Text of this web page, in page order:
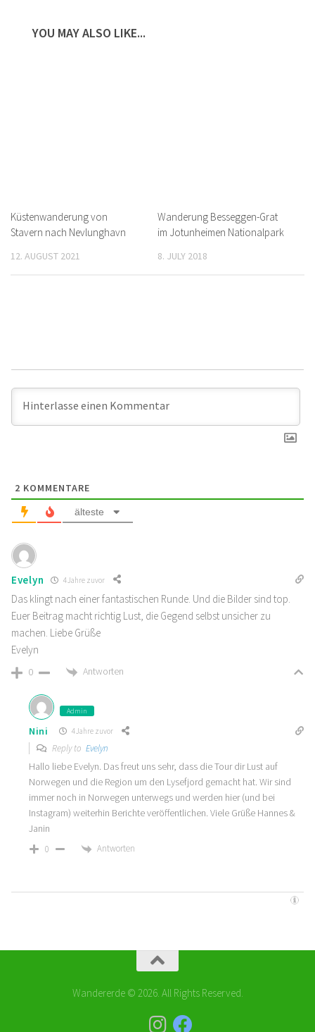
YOU MAY ALSO LIKE...
Küstenwanderung von
Stavern nach Nevlunghavn
12. AUGUST 2021
Wanderung Besseggen-Grat
im Jotunheimen Nationalpark
8. JULY 2018
2 KOMMENTARE
älteste
Evelyn 4 Jahre zuvor
Das klingt nach einer fantastischen Runde. Und die Bilder sind top.
Euer Beitrag macht richtig Lust, die Gegend selbst unsicher zu
machen. Liebe Grüße
Evelyn
0 Antworten
Admin
Nini 4 Jahre zuvor
Reply to Evelyn
Hallo liebe Evelyn. Das freut uns sehr, dass die Tour dir Lust auf
Norwegen und die Region um den Lysefjord gemacht hat. Wir sind
immer noch in Norwegen unterwegs und werden hier (und bei
Instagram) weiterhin Berichte veröffentlichen. Viele Grüße Hannes &
Janin
0 Antworten
Wandererde © 2026. All Rights Reserved.